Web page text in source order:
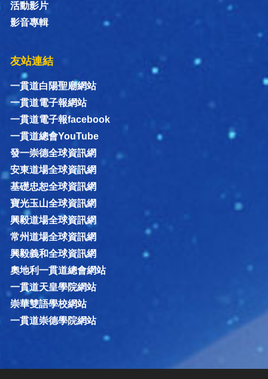
活動影片
影音專輯
友站連結
一貫道白陽聖廟網站
一貫道電子報網站
一貫道電子報facebook
一貫道總會YouTube
發一崇德全球資訊網
安東道場全球資訊網
基礎忠恕全球資訊網
寶光玉山全球資訊網
興毅道場全球資訊網
常州道場全球資訊網
興毅義和全球資訊網
奧地利一貫道總會網站
一貫道天皇學院網站
崇華雙語學校網站
一貫道崇德學院網站